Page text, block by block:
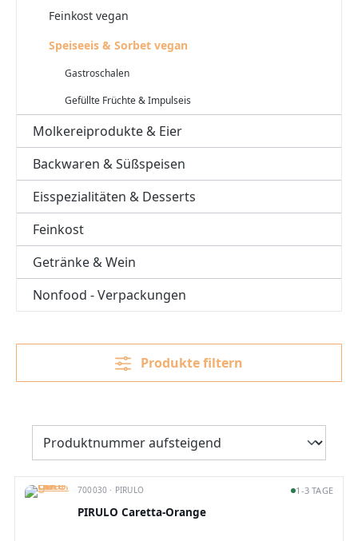
Feinkost vegan
Speiseeis & Sorbet vegan
Gastroschalen
Gefüllte Früchte & Impulseis
Molkereiprodukte & Eier
Backwaren & Süßspeisen
Eisspezialitäten & Desserts
Feinkost
Getränke & Wein
Nonfood - Verpackungen
Produkte filtern
700030 · PIRULO 1-3 TAGE
PIRULO Caretta-Orange